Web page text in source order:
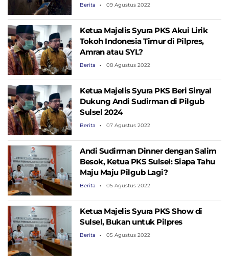
Berita 09 Agustus 2022
Ketua Majelis Syura PKS Akui Lirik
Tokoh Indonesia Timur di Pilpres,
Amran atau SYL?
Berita 08 Agustus 2022
Ketua Majelis Syura PKS Beri Sinyal
Dukung Andi Sudirman di Pilgub
Sulsel 2024
Berita 07 Agustus 2022
Andi Sudirman Dinner dengan Salim
Besok, Ketua PKS Sulsel: Siapa Tahu
Maju Maju Pilgub Lagi?
Berita 05 Agustus 2022
Ketua Majelis Syura PKS Show di
Sulsel, Bukan untuk Pilpres
Berita 05 Agustus 2022